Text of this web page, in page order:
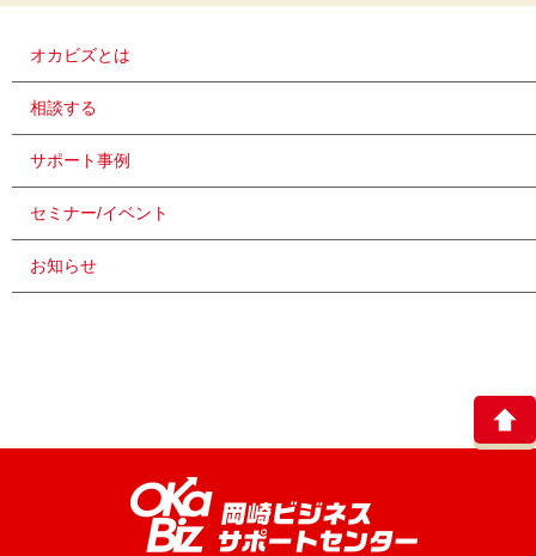
オカビズとは
相談する
サポート事例
セミナー/イベント
お知らせ